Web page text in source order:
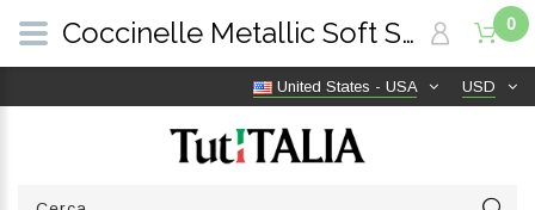
USD
United States - USA
0
Coccinelle Metallic Soft Small Noir E2MW511F701001 | TutITALIA